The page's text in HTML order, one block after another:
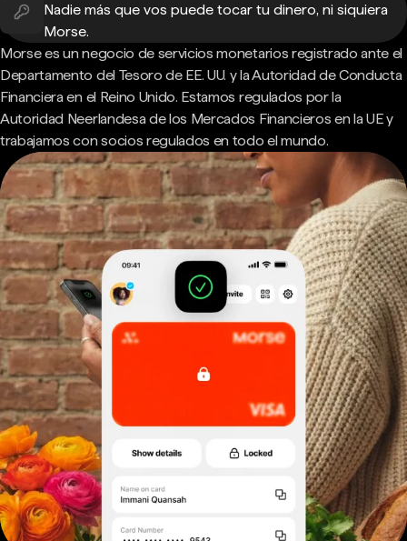
Nadie más que vos puede tocar tu dinero, ni siquiera
Morse.
Morse es un negocio de servicios monetarios registrado ante el
Departamento del Tesoro de EE. UU. y la Autoridad de Conducta
Financiera en el Reino Unido. Estamos regulados por la
Autoridad Neerlandesa de los Mercados Financieros en la UE y
trabajamos con socios regulados en todo el mundo.